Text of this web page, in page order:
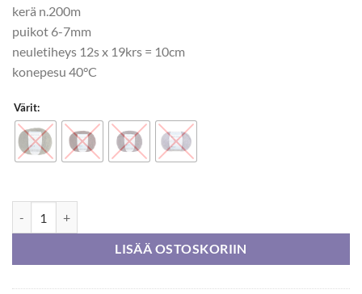
kerä n.200m
puikot 6-7mm
neuletiheys 12s x 19krs = 10cm
konepesu 40°C
Värit:
LISÄÄ OSTOSKORIIN